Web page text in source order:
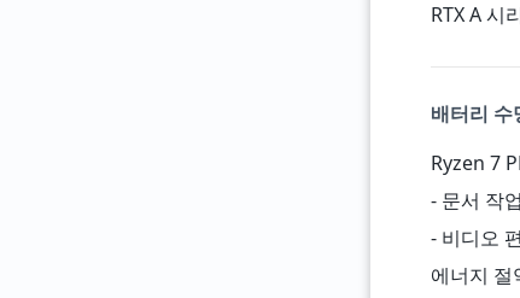
RTX A 시
배터리 수
Ryzen 7
- 문서 작
- 비디오
에너지 절